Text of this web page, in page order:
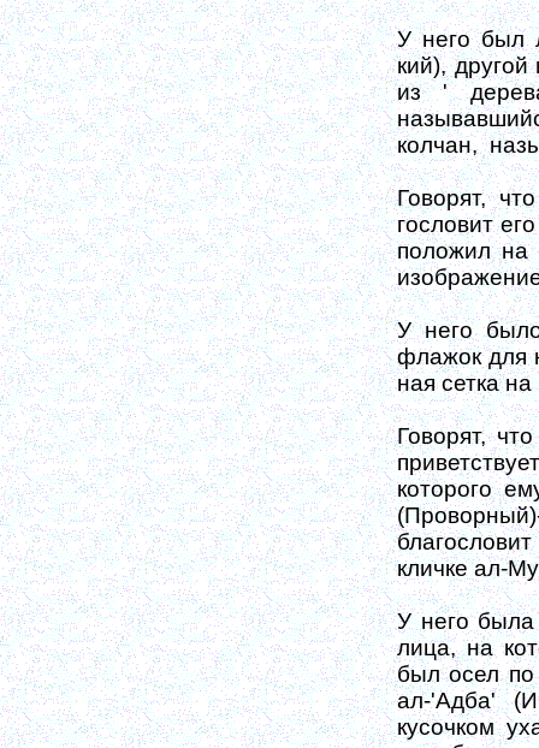
У него был
кий),
из '
колчан,
Говорят,
гословит
положил на
У него
флажок для
ная сетка
Говорят,
ко­торого
кличке ал-
У него
лица, на
был осел
ал-'Адба'
кусоч­ком